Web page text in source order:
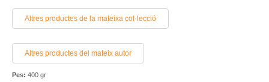
Altres productes de la mateixa col·lecció
Altres productes del mateix autor
Pes: 400 gr